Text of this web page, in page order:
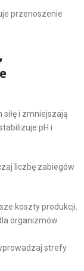
przenoszenie
i zmniejszają
pH i
liczbę zabiegów
koszty produkcji.
organizmów
strefy